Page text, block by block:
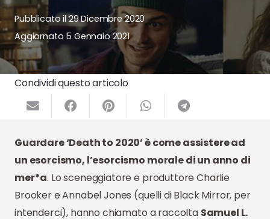
Pubblicato il 29 Dicembre 2020
Aggiornato 5 Gennaio 2021
Condividi questo articolo
Guardare ‘Death to 2020’ è come assistere ad
un esorcismo, l’esorcismo morale di un anno di
mer*a. Lo sceneggiatore e produttore Charlie
Brooker e Annabel Jones (quelli di Black Mirror, per
intenderci), hanno chiamato a raccolta Samuel L.